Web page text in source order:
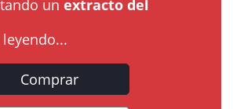
un extracto del
Comprar